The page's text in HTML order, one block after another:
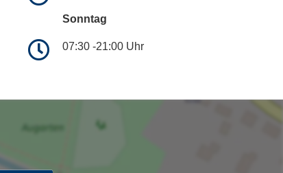
Sonntag
07:30 -21:00 Uhr